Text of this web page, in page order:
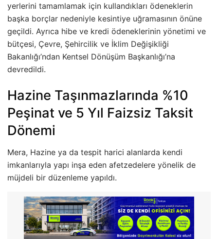
yerlerini tamamlamak için kullandıkları ödeneklerin
başka borçlar nedeniyle kesintiye uğramasının önüne
geçildi. Ayrıca hibe ve kredi ödeneklerinin yönetimi ve
bütçesi, Çevre, Şehircilik ve İklim Değişikliği
Bakanlığı’ndan Kentsel Dönüşüm Başkanlığı’na
devredildi.
Hazine Taşınmazlarında %10
Peşinat ve 5 Yıl Faizsiz Taksit
Dönemi
Mera, Hazine ya da tespit harici alanlarda kendi
imkanlarıyla yapı inşa eden afetzedelere yönelik de
müjdeli bir düzenleme yapıldı.